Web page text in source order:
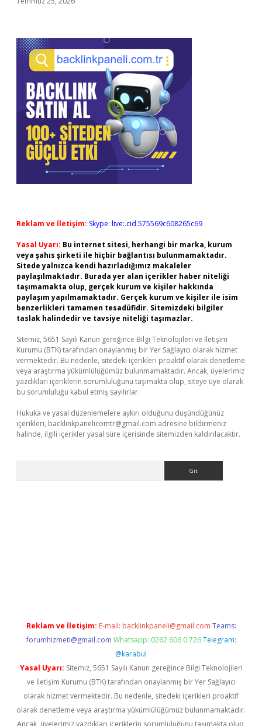
Reklam ve İletişim: Skype: live:.cid.575569c608265c69
Yasal Uyarı: Bu internet sitesi, herhangi bir marka, kurum
veya şahıs şirketi ile hiçbir bağlantısı bulunmamaktadır.
Sitede yalnızca kendi hazırladığımız makaleler
paylaşılmaktadır. Burada yer alan içerikler haber niteliği
taşımamakta olup, gerçek kurum ve kişiler hakkında
paylaşım yapılmamaktadır. Gerçek kurum ve kişiler ile isim
benzerlikleri tamamen tesadüfidir. Sitemizdeki bilgiler
taslak halindedir ve tavsiye niteliği taşımazlar.
Sitemiz, 5651 Sayılı Kanun gereğince Bilgi Teknolojileri ve İletişim
Kurumu (BTK) tarafından onaylanmış bir Yer Sağlayıcı olarak hizmet
vermektedir. Bu nedenle, sitedeki içerikleri proaktif olarak denetleme
veya araştırma yükümlülüğümüz bulunmamaktadır. Ancak, üyelerimiz
yazdıkları içeriklerin sorumluluğunu taşımakta olup, siteye üye olarak
bu sorumluluğu kabul etmiş sayılırlar.
Hukuka ve yasal düzenlemelere aykırı olduğunu düşündüğünüz
içerikleri, backlinkpanelicomtr@gmail.com adresine bildirmeniz
halinde, ilgili içerikler yasal süre içerisinde sitemizden kaldırılacaktır.
Reklam ve İletişim: E-mail: backlinkpaneli@gmail.com Teams:
forumhizmeti@gmail.com Whatsapp: 0262 606 0 726 Telegram:
@karabul
Yasal Uyarı: Sitemiz, 5651 Sayılı Kanun gereğince Bilgi Teknolojileri
ve İletişim Kurumu (BTK) tarafından onaylanmış bir Yer Sağlayıcı
olarak hizmet vermektedir. Bu nedenle, sitedeki içerikleri proaktif
olarak denetleme veya araştırma yükümlülüğümüz bulunmamaktadır.
Ancak, üyelerimiz yazdıkları içeriklerin sorumluluğunu taşımakta olup,